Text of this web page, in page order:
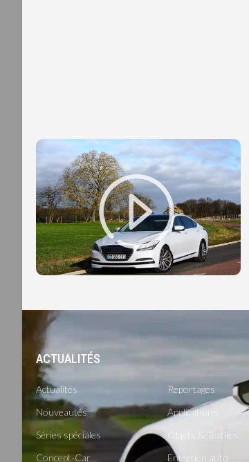
ACTUALITÉS
Actualités
Nouveautés
Séries spéciales
Concept-Car
Reportages
Applications
Objets & Textiles
Entretien auto